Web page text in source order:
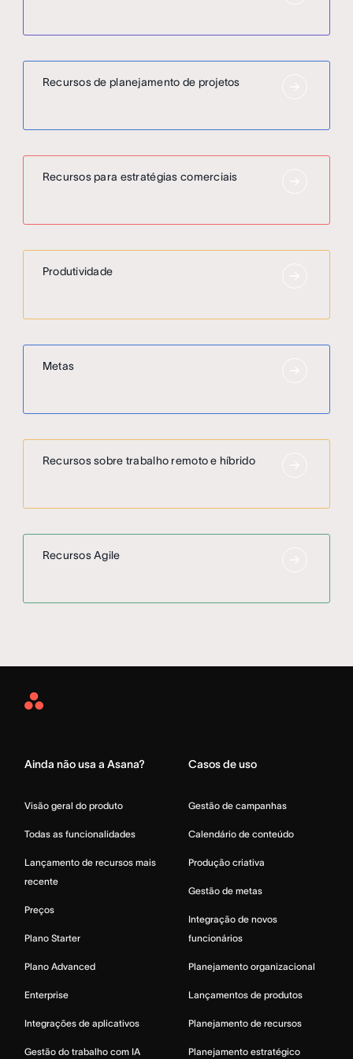
Recursos de planejamento de projetos
Recursos para estratégias comerciais
Produtividade
Metas
Recursos sobre trabalho remoto e híbrido
Recursos Agile
Asana
Ainda não usa a Asana?
Visão geral do produto
Todas as funcionalidades
Lançamento de recursos mais
recente
Preços
Plano Starter
Plano Advanced
Enterprise
Integrações de aplicativos
Gestão do trabalho com IA
Casos de uso
Gestão de campanhas
Calendário de conteúdo
Produção criativa
Gestão de metas
Integração de novos
funcionários
Planejamento organizacional
Lançamentos de produtos
Planejamento de recursos
Planejamento estratégico